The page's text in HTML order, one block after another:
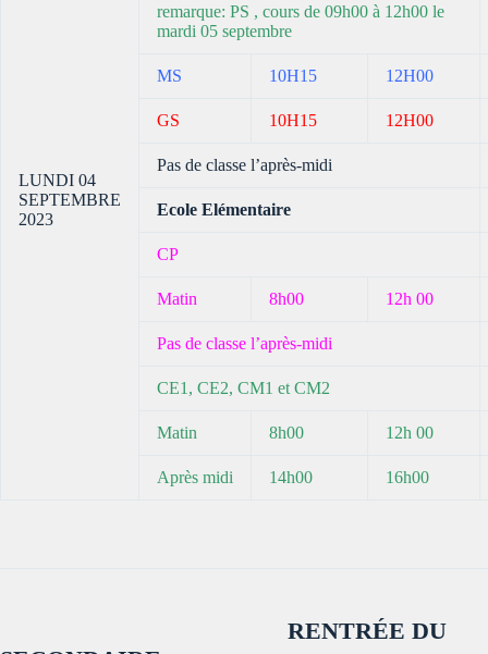
LUNDI 04
SEPTEMBRE
2023
remarque: PS , cours de 09h00 à 12h00 le
mardi 05 septembre
MS 10H15 12H00
GS 10H15 12H00
Pas de classe l’après-midi
Ecole Elémentaire
CP
Matin 8h00 12h 00
Pas de classe l’après-midi
CE1, CE2, CM1 et CM2
Matin 8h00 12h 00
Après midi 14h00 16h00
RENTRÉE DU